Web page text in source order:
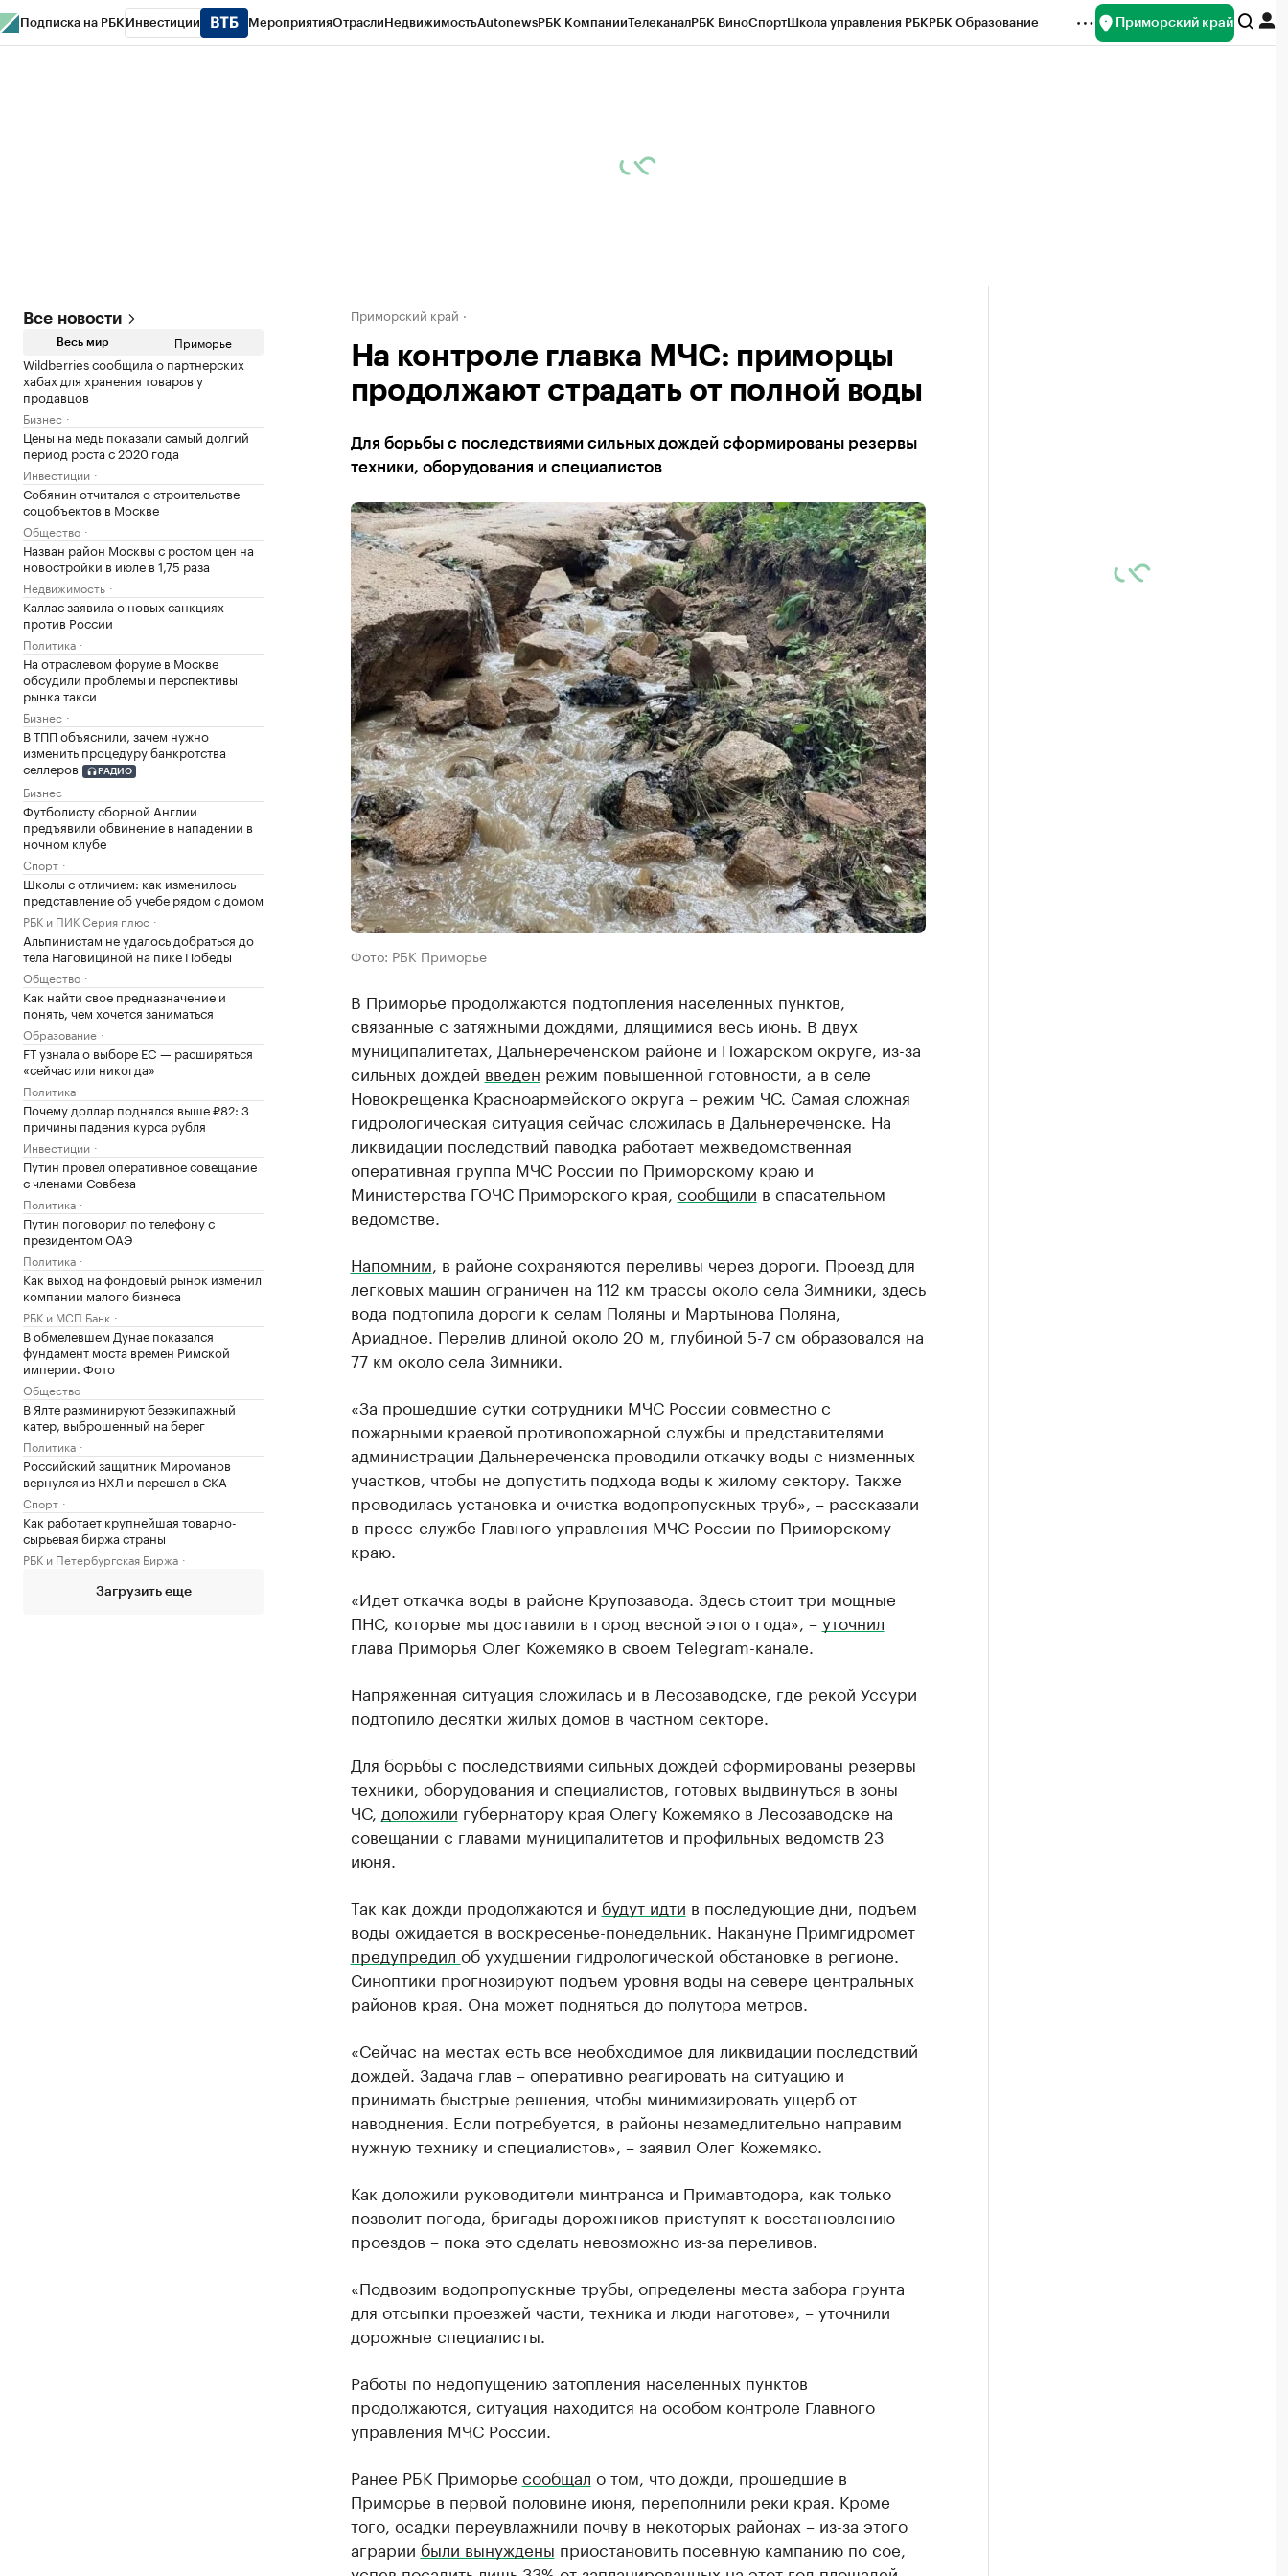
Подписка на РБК Инвестиции МероприятияОтраслиНедвижимостьAutonewsРБК КомпанииТелеканалРБК ВиноСпортШкола управления РБКРБК Образование Приморский край
Все новости
Весь мир Приморье
Wildberries сообщила о партнерских
хабах для хранения товаров у
продавцов
Бизнес
Цены на медь показали самый долгий
период роста с 2020 года
Инвестиции
Собянин отчитался о строительстве
соцобъектов в Москве
Общество
Назван район Москвы с ростом цен на
новостройки в июле в 1,75 раза
Недвижимость
Каллас заявила о новых санкциях
против России
Политика
На отраслевом форуме в Москве
обсудили проблемы и перспективы
рынка такси
Бизнес
В ТПП объяснили, зачем нужно
изменить процедуру банкротства
селлеров
РАДИО
Бизнес
Футболисту сборной Англии
предъявили обвинение в нападении в
ночном клубе
Спорт
Школы с отличием: как изменилось
представление об учебе рядом с домом
РБК и ПИК Серия плюс
Альпинистам не удалось добраться до
тела Наговициной на пике Победы
Общество
Как найти свое предназначение и
понять, чем хочется заниматься
Образование
FT узнала о выборе ЕС — расширяться
«сейчас или никогда»
Политика
Почему доллар поднялся выше ₽82: 3
причины падения курса рубля
Инвестиции
Путин провел оперативное совещание
с членами Совбеза
Политика
Путин поговорил по телефону с
президентом ОАЭ
Политика
Как выход на фондовый рынок изменил
компании малого бизнеса
РБК и МСП Банк
В обмелевшем Дунае показался
фундамент моста времен Римской
империи. Фото
Общество
В Ялте разминируют безэкипажный
катер, выброшенный на берег
Политика
Российский защитник Мироманов
вернулся из НХЛ и перешел в СКА
Спорт
Как работает крупнейшая товарно-
сырьевая биржа страны
РБК и Петербургская Биржа
Загрузить еще
Приморский край
На контроле главка МЧС: приморцы
продолжают страдать от полной воды
Для борьбы с последствиями сильных дождей сформированы резервы
техники, оборудования и специалистов
Фото: РБК Приморье
В Приморье продолжаются подтопления населенных пунктов,
связанные с затяжными дождями, длящимися весь июнь. В двух
муниципалитетах, Дальнереченском районе и Пожарском округе, из-за
сильных дождей введен режим повышенной готовности, а в селе
Новокрещенка Красноармейского округа – режим ЧС. Самая сложная
гидрологическая ситуация сейчас сложилась в Дальнереченске. На
ликвидации последствий паводка работает межведомственная
оперативная группа МЧС России по Приморскому краю и
Министерства ГОЧС Приморского края, сообщили в спасательном
ведомстве.
Напомним , в районе сохраняются переливы через дороги. Проезд для
легковых машин ограничен на 112 км трассы около села Зимники, здесь
вода подтопила дороги к селам Поляны и Мартынова Поляна,
Ариадное. Перелив длиной около 20 м, глубиной 5-7 см образовался на
77 км около села Зимники.
«За прошедшие сутки сотрудники МЧС России совместно с
пожарными краевой противопожарной службы и представителями
администрации Дальнереченска проводили откачку воды с низменных
участков, чтобы не допустить подхода воды к жилому сектору. Также
проводилась установка и очистка водопропускных труб», – рассказали
в пресс-службе Главного управления МЧС России по Приморскому
краю.
«Идет откачка воды в районе Крупозавода. Здесь стоит три мощные
ПНС, которые мы доставили в город весной этого года», –уточнил
глава Приморья Олег Кожемяко в своем Telegram-канале.
Напряженная ситуация сложилась и в Лесозаводске, где рекой Уссури
подтопило десятки жилых домов в частном секторе.
Для борьбы с последствиями сильных дождей сформированы резервы
техники, оборудования и специалистов, готовых выдвинуться в зоны
ЧС, доложили губернатору края Олегу Кожемяко в Лесозаводске на
совещании с главами муниципалитетов и профильных ведомств 23
июня.
Так как дожди продолжаются и будут идти в последующие дни, подъем
воды ожидается в воскресенье-понедельник. Накануне Примгидромет
предупредил об ухудшении гидрологической обстановке в регионе.
Синоптики прогнозируют подъем уровня воды на севере центральных
районов края. Она может подняться до полутора метров.
«Сейчас на местах есть все необходимое для ликвидации последствий
дождей. Задача глав – оперативно реагировать на ситуацию и
принимать быстрые решения, чтобы минимизировать ущерб от
наводнения. Если потребуется, в районы незамедлительно направим
нужную технику и специалистов», – заявил Олег Кожемяко.
Как доложили руководители минтранса и Примавтодора, как только
позволит погода, бригады дорожников приступят к восстановлению
проездов – пока это сделать невозможно из-за переливов.
«Подвозим водопропускные трубы, определены места забора грунта
для отсыпки проезжей части, техника и люди наготове», – уточнили
дорожные специалисты.
Работы по недопущению затопления населенных пунктов
продолжаются, ситуация находится на особом контроле Главного
управления МЧС России.
Ранее РБК Приморье сообщал о том, что дожди, прошедшие в
Приморье в первой половине июня, переполнили реки края. Кроме
того, осадки переувлажнили почву в некоторых районах – из-за этого
аграрии были вынуждены приостановить посевную кампанию по сое,